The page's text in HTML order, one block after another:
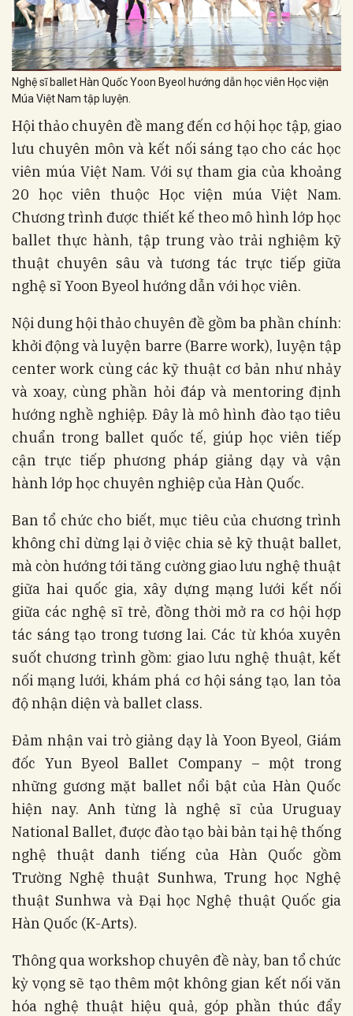
Nghệ sĩ ballet Hàn Quốc Yoon Byeol hướng dẫn học viên Học viện
Múa Việt Nam tập luyện.
Hội thảo chuyên đề mang đến cơ hội học tập, giao
lưu chuyên môn và kết nối sáng tạo cho các học
viên múa Việt Nam. Với sự tham gia của khoảng
20 học viên thuộc Học viện múa Việt Nam.
Chương trình được thiết kế theo mô hình lớp học
ballet thực hành, tập trung vào trải nghiệm kỹ
thuật chuyên sâu và tương tác trực tiếp giữa
nghệ sĩ Yoon Byeol hướng dẫn với học viên.
Nội dung hội thảo chuyên đề gồm ba phần chính:
khởi động và luyện barre (Barre work), luyện tập
center work cùng các kỹ thuật cơ bản như nhảy
và xoay, cùng phần hỏi đáp và mentoring định
hướng nghề nghiệp. Đây là mô hình đào tạo tiêu
chuẩn trong ballet quốc tế, giúp học viên tiếp
cận trực tiếp phương pháp giảng dạy và vận
hành lớp học chuyên nghiệp của Hàn Quốc.
Ban tổ chức cho biết, mục tiêu của chương trình
không chỉ dừng lại ở việc chia sẻ kỹ thuật ballet,
mà còn hướng tới tăng cường giao lưu nghệ thuật
giữa hai quốc gia, xây dựng mạng lưới kết nối
giữa các nghệ sĩ trẻ, đồng thời mở ra cơ hội hợp
tác sáng tạo trong tương lai. Các từ khóa xuyên
suốt chương trình gồm: giao lưu nghệ thuật, kết
nối mạng lưới, khám phá cơ hội sáng tạo, lan tỏa
độ nhận diện và ballet class.
Đảm nhận vai trò giảng dạy là Yoon Byeol, Giám
đốc Yun Byeol Ballet Company – một trong
những gương mặt ballet nổi bật của Hàn Quốc
hiện nay. Anh từng là nghệ sĩ của Uruguay
National Ballet, được đào tạo bài bản tại hệ thống
nghệ thuật danh tiếng của Hàn Quốc gồm
Trường Nghệ thuật Sunhwa, Trung học Nghệ
thuật Sunhwa và Đại học Nghệ thuật Quốc gia
Hàn Quốc (K-Arts).
Thông qua workshop chuyên đề này, ban tổ chức
kỳ vọng sẽ tạo thêm một không gian kết nối văn
hóa nghệ thuật hiệu quả, góp phần thúc đẩy